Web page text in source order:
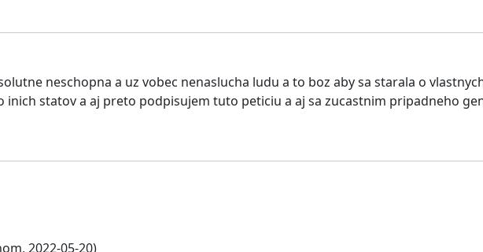
neschopna a uz vobec nenaslucha ludu a to boz aby sa starala o
statov a aj preto podpisujem tuto peticiu a aj sa zucastnim pripadneho
2022-05-20)